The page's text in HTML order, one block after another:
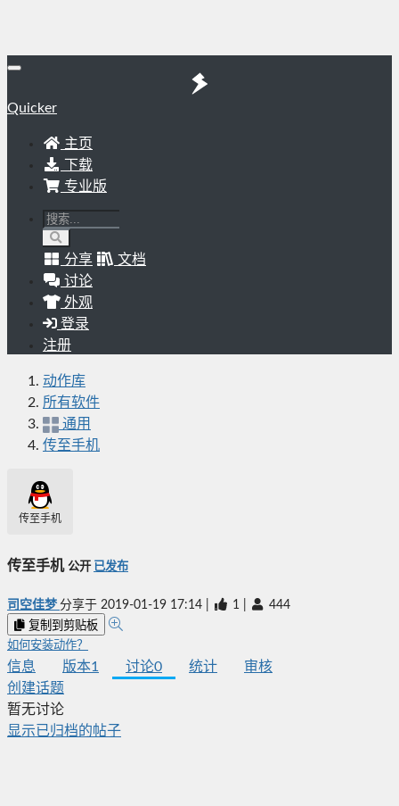
Quicker
主页
下载
专业版
分享
文档
讨论
外观
登录
注册
动作库
所有软件
通用
传至手机
传至手机
传至手机 公开 已发布
司空佳梦 分享于 2019-01-19 17:14 1 444
复制到剪贴板
如何安装动作？
信息 版本1 讨论0 统计
审核
创建话题
暂无讨论
显示已归档的帖子